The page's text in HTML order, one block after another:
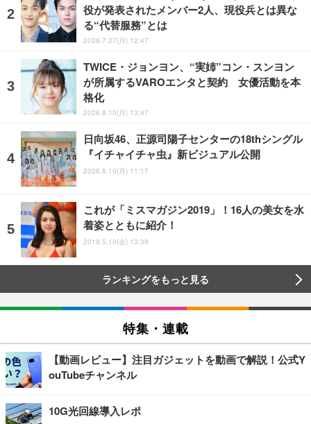
役が発表されたメンバー2人、現役兵とは異な
る“代替服務”とは
2026.7.27(月) 12:47
TWICE・ジョンヨン、“実姉”コン・スンヨン
が所属するVAROエンタと契約 女優活動を本
格化
2026.8.10(月) 13:47
日向坂46、正源司陽子センターの18thシングル
『イチャイチャ虫』新ビジュアル公開
2026.8.10(月) 11:17
これが「ミスマガジン2019」！16人の美女を水
着姿とともに紹介！
2019.5.10(金) 13:39
ランキングをもっと見る
特集・連載
【動画レビュー】注目ガジェットを動画で解説！公式Y
ouTubeチャンネル
10G光回線導入レポ